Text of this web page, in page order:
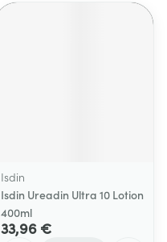
Isdin
Isdin Ureadin Ultra 10 Lotion
400ml
33,96 €